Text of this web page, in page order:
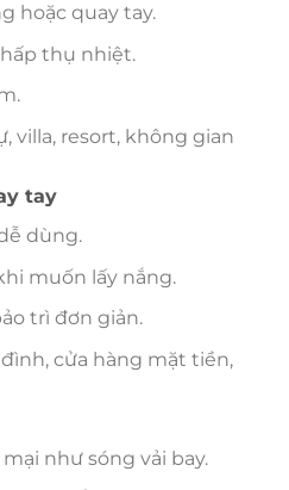
hoặc quay tay.
thụ nhiệt.
villa, resort, không gian
tay
dùng.
muốn lấy nắng.
trì đơn giản.
cửa hàng mặt tiền,
như sóng vải bay.